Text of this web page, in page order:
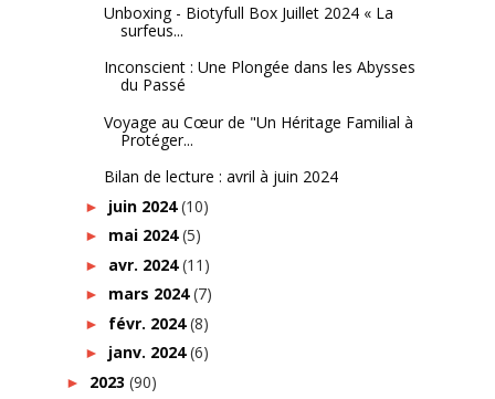
Unboxing - Biotyfull Box Juillet 2024 « La
surfeus...
Inconscient : Une Plongée dans les Abysses
du Passé
Voyage au Cœur de "Un Héritage Familial à
Protéger...
Bilan de lecture : avril à juin 2024
► juin 2024(10)
► mai 2024(5)
► avr. 2024(11)
► mars 2024(7)
► févr. 2024(8)
► janv. 2024(6)
► 2023 (90)